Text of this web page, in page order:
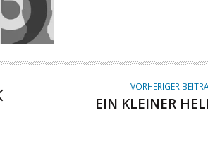
R
VORHERIGER
EIN KLEINER